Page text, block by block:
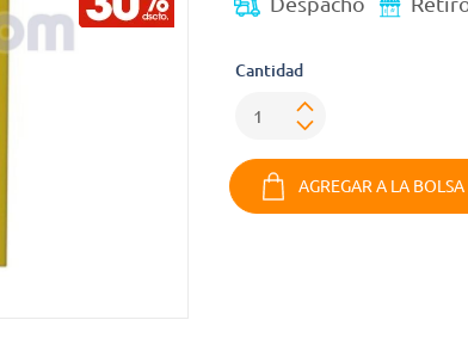
Cantidad
AGREGAR A LA BOLSA